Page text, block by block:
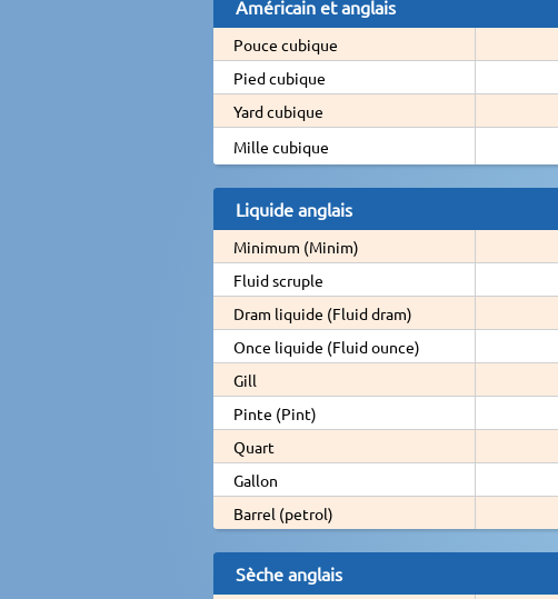
Américain et anglais
Pouce cubique
Pied cubique
Yard cubique
Mille cubique
Liquide anglais
Minimum (Minim)
Fluid scruple
Dram liquide (Fluid dram)
Once liquide (Fluid ounce)
Gill
Pinte (Pint)
Quart
Gallon
Barrel (petrol)
Sèche anglais